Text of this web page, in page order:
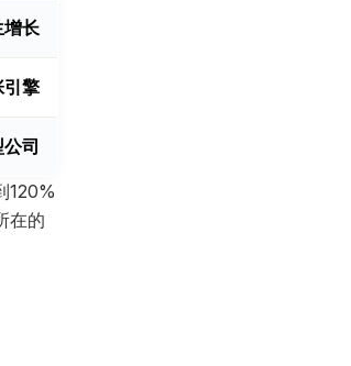
增长
引擎
司
120%
在的